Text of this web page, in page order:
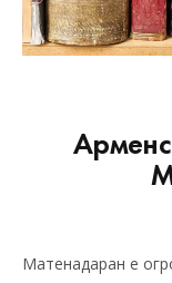
Матенадаран е